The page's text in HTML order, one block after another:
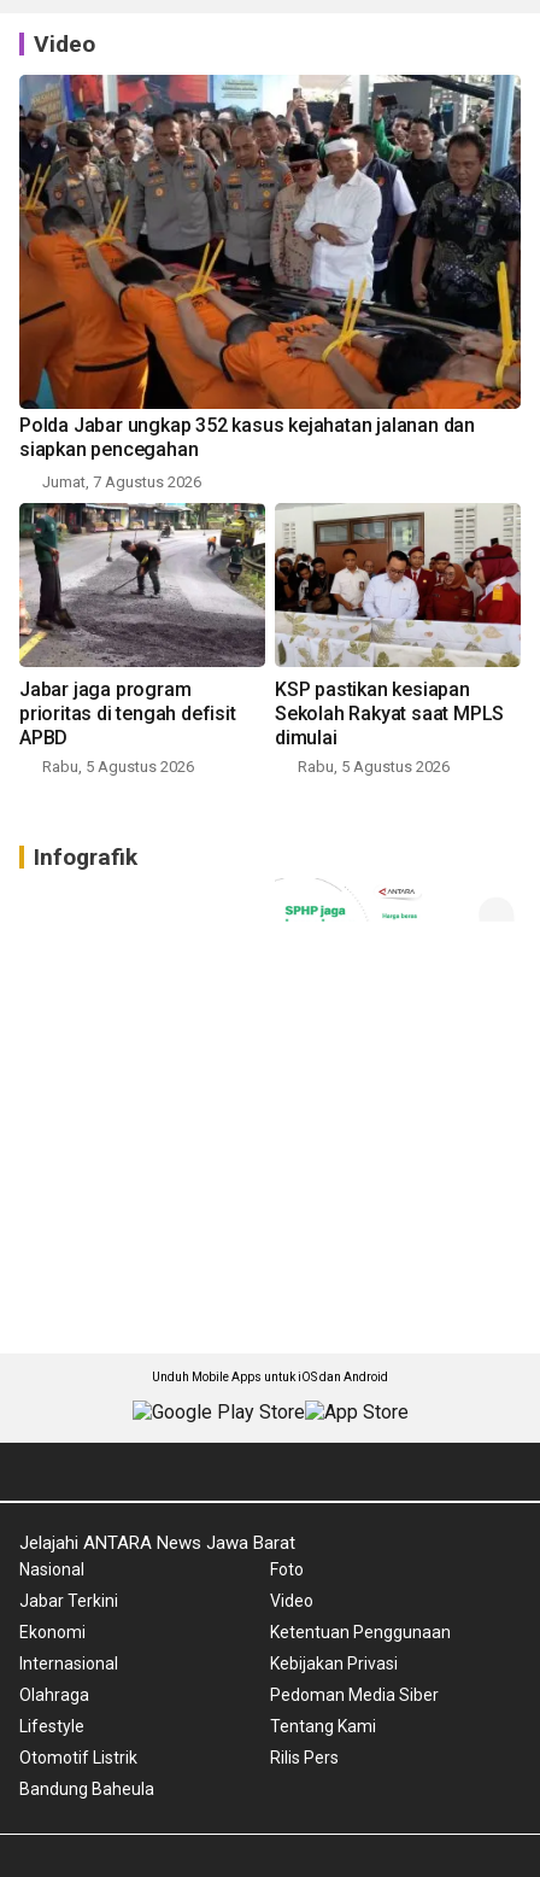
Video
Polda Jabar ungkap 352 kasus kejahatan jalanan dan
siapkan pencegahan
Jumat, 7 Agustus 2026
Jabar jaga program
prioritas di tengah defisit
APBD
Rabu, 5 Agustus 2026
KSP pastikan kesiapan
Sekolah Rakyat saat MPLS
dimulai
Rabu, 5 Agustus 2026
Infografik
Unduh Mobile Apps untuk iOS dan Android
Jelajahi ANTARA News Jawa Barat
Nasional
Jabar Terkini
Ekonomi
Internasional
Olahraga
Lifestyle
Otomotif Listrik
Bandung Baheula
Foto
Video
Ketentuan Penggunaan
Kebijakan Privasi
Pedoman Media Siber
Tentang Kami
Rilis Pers